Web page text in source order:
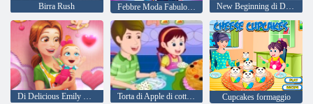
Birra Rush Febbre Moda Fabulous di Angela New Beginning di Delicious Emily Christmas Edition
Di Delicious Emily New Beginning Edizione di San Valentino Torta di Apple di cottura
Cupcakes formaggio